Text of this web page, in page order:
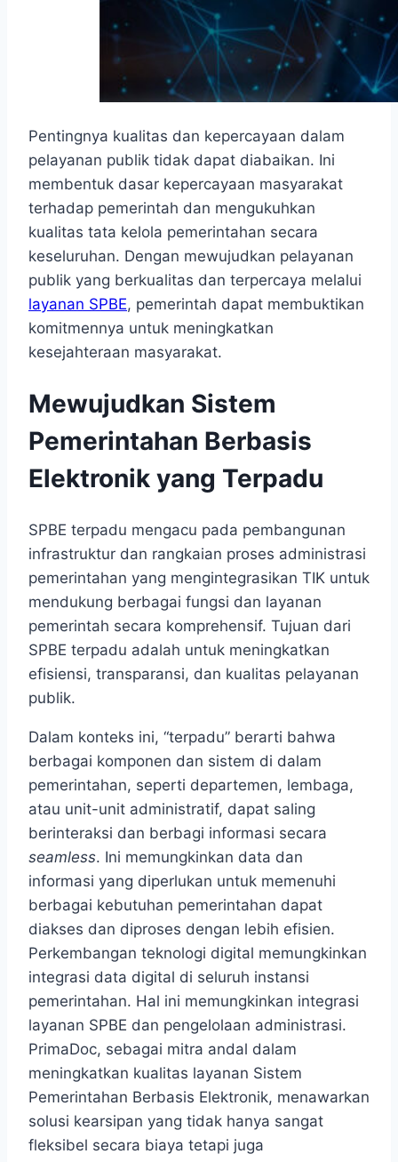
Pentingnya kualitas dan kepercayaan dalam
pelayanan publik tidak dapat diabaikan. Ini
membentuk dasar kepercayaan masyarakat
terhadap pemerintah dan mengukuhkan
kualitas tata kelola pemerintahan secara
keseluruhan. Dengan mewujudkan pelayanan
publik yang berkualitas dan terpercaya melalui
layanan SPBE, pemerintah dapat membuktikan
komitmennya untuk meningkatkan
kesejahteraan masyarakat.
Mewujudkan Sistem
Pemerintahan Berbasis
Elektronik yang Terpadu
SPBE terpadu mengacu pada pembangunan
infrastruktur dan rangkaian proses administrasi
pemerintahan yang mengintegrasikan TIK untuk
mendukung berbagai fungsi dan layanan
pemerintah secara komprehensif. Tujuan dari
SPBE terpadu adalah untuk meningkatkan
efisiensi, transparansi, dan kualitas pelayanan
publik.
Dalam konteks ini, “terpadu” berarti bahwa
berbagai komponen dan sistem di dalam
pemerintahan, seperti departemen, lembaga,
atau unit-unit administratif, dapat saling
berinteraksi dan berbagi informasi secara
seamless. Ini memungkinkan data dan
informasi yang diperlukan untuk memenuhi
berbagai kebutuhan pemerintahan dapat
diakses dan diproses dengan lebih efisien.
Perkembangan teknologi digital memungkinkan
integrasi data digital di seluruh instansi
pemerintahan. Hal ini memungkinkan integrasi
layanan SPBE dan pengelolaan administrasi.
PrimaDoc, sebagai mitra andal dalam
meningkatkan kualitas layanan Sistem
Pemerintahan Berbasis Elektronik, menawarkan
solusi kearsipan yang tidak hanya sangat
fleksibel secara biaya tetapi juga